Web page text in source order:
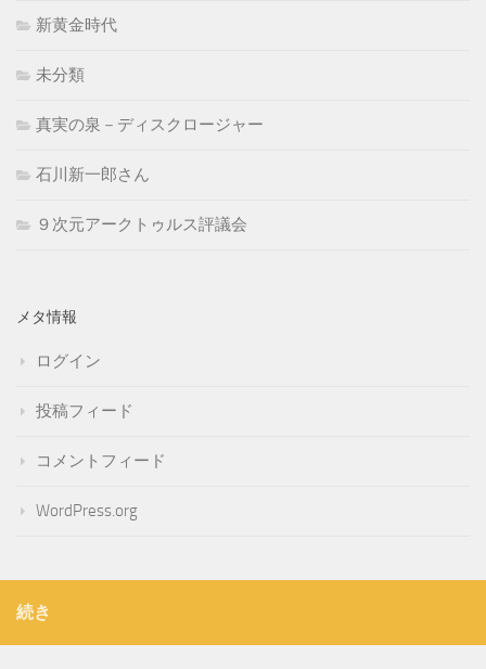
新黄金時代
未分類
真実の泉－ディスクロージャー
石川新一郎さん
９次元アークトゥルス評議会
メタ情報
ログイン
投稿フィード
コメントフィード
WordPress.org
続き